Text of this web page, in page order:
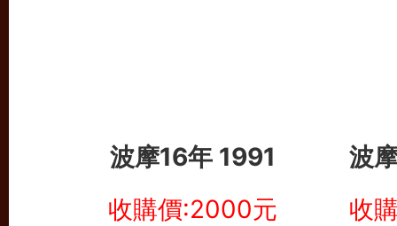
波摩16年 1991
波
收購價:2000元
收